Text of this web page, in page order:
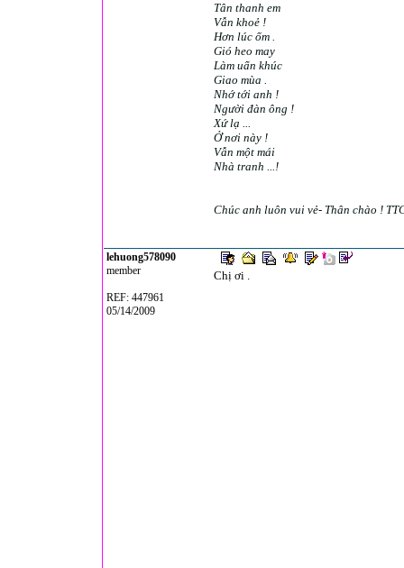
Tân thanh em
Vẫn khoẻ !
Hơn lúc ốm .
Gió heo may
Làm uẩn khúc
Giao mùa .
Nhớ tới anh !
Người đàn ông !
Xứ lạ ...
Ở nơi này !
Vẫn một mái
Nhà tranh ...!
Chúc anh luôn vui vẻ- Thân chào !
lehuong578090
member
REF: 447961
05/14/2009
Chị ơi .